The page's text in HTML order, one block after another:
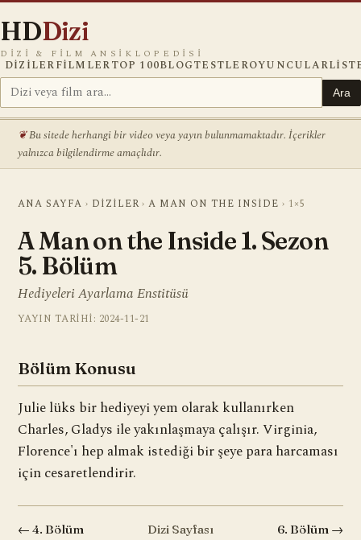
HDDizi
DIZI & FILM ANSIKLOPEDISI
DIZILERFILMLERTOP 100BLOGTESTLEROYUNCULAR
Ara
Bu sitede herhangi bir video veya yayın bulunmamaktadır. İçerikler
yalnızca bilgilendirme amaçlıdır.
ANA SAYFA › DIZILER ›A MAN ON THE INSIDE › 1×5
A Man on the Inside 1. Sezon
5. Bölüm
Hediyeleri Ayarlama Enstitüsü
YAYIN TARIHI: 2024-11-21
Bölüm Konusu
Julie lüks bir hediyeyi yem olarak kullanırken
Charles, Gladys ile yakınlaşmaya çalışır. Virginia,
Florence'ı hep almak istediği bir şeye para harcaması
için cesaretlendirir.
← 4. Bölüm Dizi Sayfası 6. Bölüm →